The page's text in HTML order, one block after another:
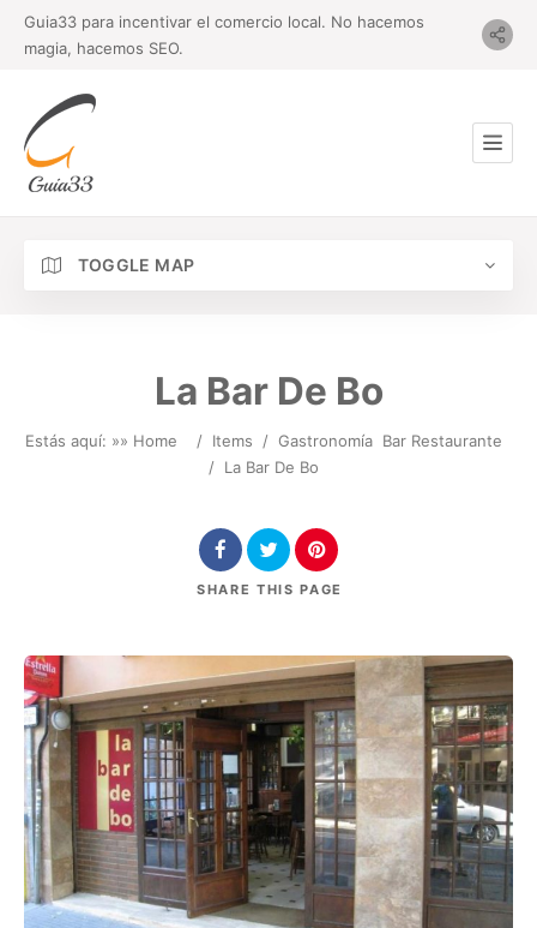
Guia33 para incentivar el comercio local. No hacemos
magia, hacemos SEO.
TOGGLE MAP
La Bar De Bo
Estás aquí: »» Home / Items / Gastronomía Bar Restaurante
/ La Bar De Bo
SHARE THIS PAGE